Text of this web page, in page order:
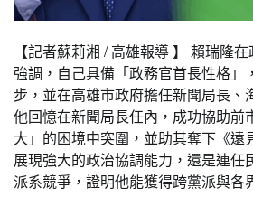
【記者蘇莉湘 / 高雄報導 】 賴瑞隆
強調，自己具備「政務官首長性格」
步，並在高雄市政府擔任新聞局長、
他回憶在新聞局長任內，成功協助前
大」的困境中突圍，並助其奪下《遠
展現強大的政治協調能力，還是連任
派系競爭，證明他能獲得跨黨派與各